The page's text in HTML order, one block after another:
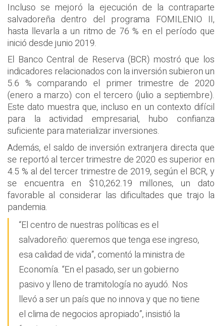
Incluso se mejoró la ejecución de la contraparte
salvadoreña dentro del programa FOMILENIO II,
hasta llevarla a un ritmo de 76 % en el período que
inició desde junio 2019.
El Banco Central de Reserva (BCR) mostró que los
indicadores relacionados con la inversión subieron un
5.6 % comparando el primer trimestre de 2020
(enero a marzo) con el tercero (julio a septiembre).
Este dato muestra que, incluso en un contexto difícil
para la actividad empresarial, hubo confianza
suficiente para materializar inversiones.
Además, el saldo de inversión extranjera directa que
se reportó al tercer trimestre de 2020 es superior en
4.5 % al del tercer trimestre de 2019, según el BCR, y
se encuentra en $10,262.19 millones, un dato
favorable al considerar las dificultades que trajo la
pandemia.
“El centro de nuestras políticas es el
salvadoreño: queremos que tenga ese ingreso,
esa calidad de vida”, comentó la ministra de
Economía. “En el pasado, ser un gobierno
pasivo y lleno de tramitología no ayudó. Nos
llevó a ser un país que no innova y que no tiene
el clima de negocios apropiado”, insistió la